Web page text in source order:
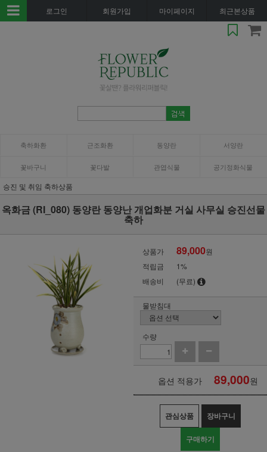
로그인 회원가입 마이페이지 최근본상품
축하화환 근조화환 동양란 서양란
꽃바구니 꽃다발 관엽식물 공기정화식물
승진 및 취임 축하상품
옥화금 (RI_080) 동양란 동양난 개업화분 거실 사무실 승진선물
축하
상품가 89,000원
적립금
1%
배송비
(무료)
물받침대
수량
옵션 적용가 89,000원
관심상품 장바구니
구매하기